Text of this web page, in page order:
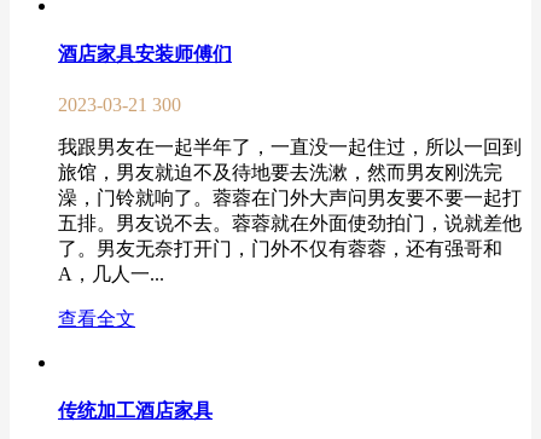
酒店家具安装师傅们
2023-03-21 300
我跟男友在一起半年了，一直没一起住过，所以一回到
旅馆，男友就迫不及待地要去洗漱，然而男友刚洗完
澡，门铃就响了。蓉蓉在门外大声问男友要不要一起打
五排。男友说不去。蓉蓉就在外面使劲拍门，说就差他
了。男友无奈打开门，门外不仅有蓉蓉，还有强哥和
A，几人一...
查看全文
传统加工酒店家具